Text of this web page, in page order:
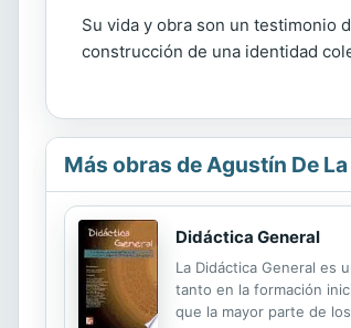
Su vida y obra son un testimonio
construcción de una identidad
Más obras de Agustín De
Didáctica General
La Didáctica General es
tanto en la formación
que la mayor parte de